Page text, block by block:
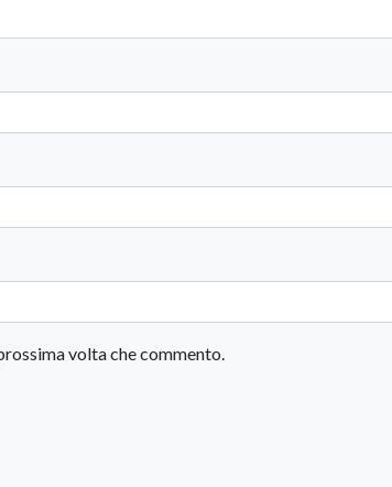
volta che commento.